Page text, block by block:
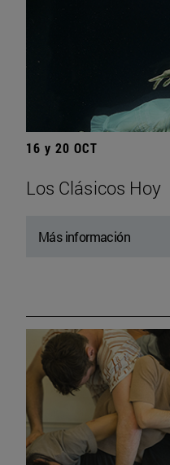
16 y 20 OCT
Los Clásicos Hoy
Más información